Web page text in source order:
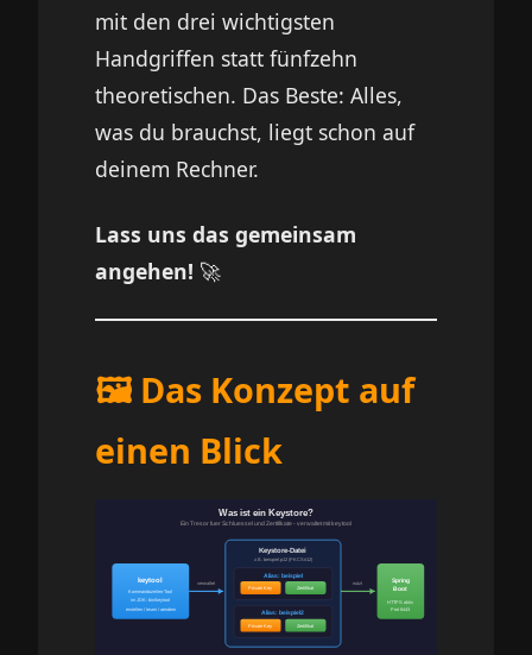
mit den drei wichtigsten
Handgriffen statt fünfzehn
theoretischen. Das Beste: Alles,
was du brauchst, liegt schon auf
deinem Rechner.
Lass uns das gemeinsam
angehen! 🚀
🖼️ Das Konzept auf
einen Blick